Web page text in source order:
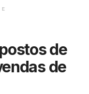
de
de